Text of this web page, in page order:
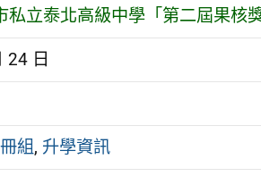
私立泰北高級中學「第二屆果核
24 日
組, 升學資訊